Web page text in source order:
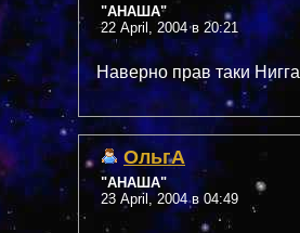
"АНАША"
22 April, 2004 в 20:21
Наверно прав таки Нигга
ОльгА
"АНАША"
23 April, 2004 в 04:49